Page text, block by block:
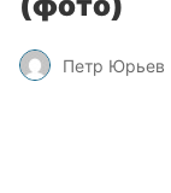
Петр Юрьев